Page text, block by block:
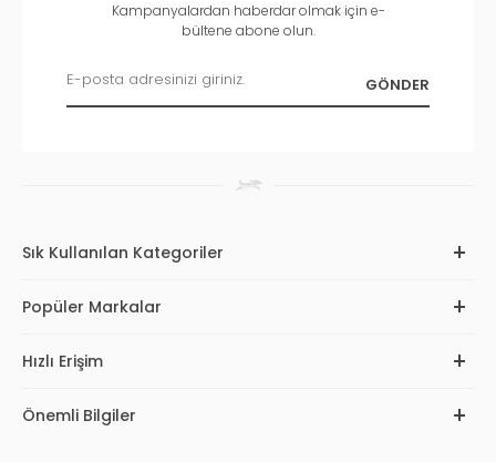
Kampanyalardan haberdar olmak için e-
bültene abone olun.
Sık Kullanılan Kategoriler
Popüler Markalar
Hızlı Erişim
Önemli Bilgiler